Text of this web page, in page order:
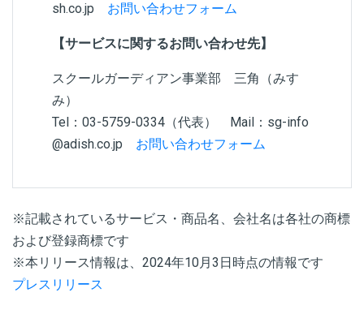
sh.co.jp お問い合わせフォーム
【サービスに関するお問い合わせ先】
スクールガーディアン事業部 三角（みす
み）
Tel：03-5759-0334（代表） Mail： sg-info
@adish.co.jp お問い合わせフォーム
※記載されているサービス・商品名、会社名は各社の商標
および登録商標です
※本リリース情報は、2024年10月3日時点の情報です
プレスリリース